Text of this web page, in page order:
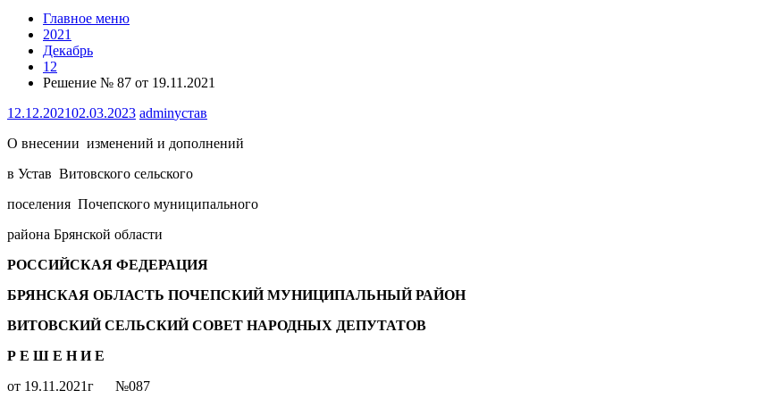
Главное меню
2021
Декабрь
12
Решение № 87 от 19.11.2021
12.12.202102.03.2023 adminустав
О внесении изменений и дополнений
в Устав Витовского сельского
поселения Почепского муниципального
района Брянской области
РОССИЙСКАЯ ФЕДЕРАЦИЯ
БРЯНСКАЯ ОБЛАСТЬ ПОЧЕПСКИЙ МУНИЦИПАЛЬНЫЙ РАЙОН
ВИТОВСКИЙ СЕЛЬСКИЙ СОВЕТ НАРОДНЫХ ДЕПУТАТОВ
Р Е Ш Е Н И Е
от 19.11.2021г №087